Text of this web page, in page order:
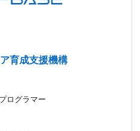
育成支援機構
ログラマー